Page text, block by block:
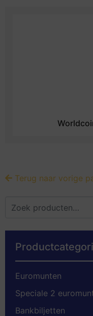
Terug naar vorige
Euromunten
Speciale 2
Bankbiljetten